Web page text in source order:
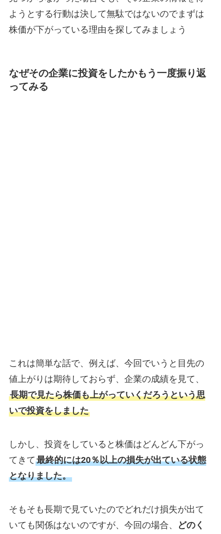
ようとする行動は決して無駄ではないのでまずは
株価が下がっている理由を探してみましょう
なぜその企業に投資をしたかもう一度振り返
ってみる
これは簡単な話で、例えば、今回でいうと目先の
値上がりは期待しておらず、企業の成績を見て、
長期で見たら株価も上がっていくだろうという思
いで投資をしました
しかし、投資をしていると株価はどんどん下がっ
てきて最終的には20％以上の損失が出ている状態
となりました。
そもそも長期で見ていたのでどれだけ損失が出て
いても関係はないのですが、今回の場合、
どのく